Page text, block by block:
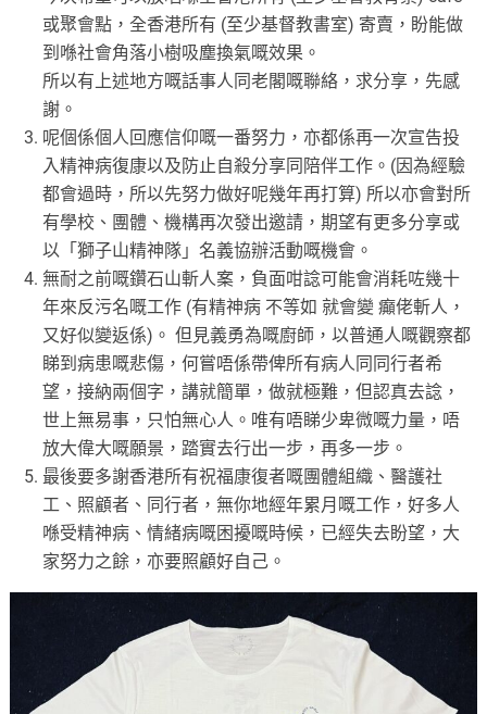
或聚會點，全香港所有 (至少基督教書室) 寄賣，盼能做
到喺社會角落小樹吸塵換氣嘅效果。
所以有上述地方嘅話事人同老閣嘅聯絡，求分享，先感
謝。
呢個係個人回應信仰嘅一番努力，亦都係再一次宣告投
入精神病復康以及防止自殺分享同陪伴工作。(因為經驗
都會過時，所以先努力做好呢幾年再打算) 所以亦會對所
有學校、團體、機構再次發出邀請，期望有更多分享或
以「獅子山精神隊」名義協辦活動嘅機會。
無耐之前嘅鑽石山斬人案，負面咁諗可能會消耗咗幾十
年來反污名嘅工作 (有精神病 不等如 就會變 癲佬斬人，
又好似變返係)。 但見義勇為嘅廚師，以普通人嘅觀察都
睇到病患嘅悲傷，何嘗唔係帶俾所有病人同同行者希
望，接納兩個字，講就簡單，做就極難，但認真去諗，
世上無易事，只怕無心人。唯有唔睇少卑微嘅力量，唔
放大偉大嘅願景，踏實去行出一步，再多一步。
最後要多謝香港所有祝福康復者嘅團體組織、醫護社
工、照顧者、同行者，無你地經年累月嘅工作，好多人
喺受精神病、情緒病嘅困擾嘅時候，已經失去盼望，大
家努力之餘，亦要照顧好自己。